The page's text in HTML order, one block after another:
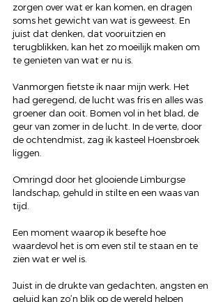
zorgen over wat er kan komen, en dragen
soms het gewicht van wat is geweest. En
juist dat denken, dat vooruitzien en
terugblikken, kan het zo moeilijk maken om
te genieten van wat er nu is.
Vanmorgen fietste ik naar mijn werk. Het
had geregend, de lucht was fris en alles was
groener dan ooit. Bomen vol in het blad, de
geur van zomer in de lucht. In de verte, door
de ochtendmist, zag ik kasteel Hoensbroek
liggen.
Omringd door het glooiende Limburgse
landschap, gehuld in stilte en een waas van
tijd.
Een moment waarop ik besefte hoe
waardevol het is om even stil te staan en te
zien wat er wel is.
Juist in de drukte van gedachten, angsten en
geluid kan zo’n blik op de wereld helpen